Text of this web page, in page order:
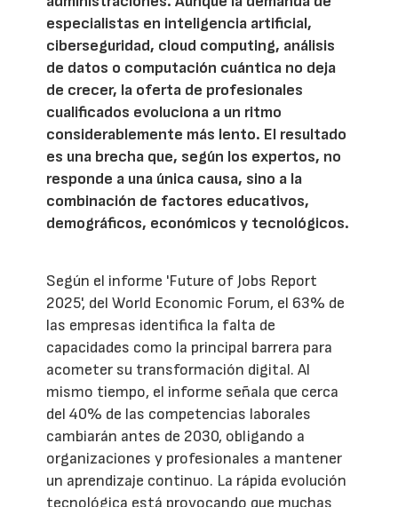
especialistas en inteligencia artificial,
ciberseguridad, cloud computing, análisis
de datos o computación cuántica no deja
de crecer, la oferta de profesionales
cualificados evoluciona a un ritmo
considerablemente más lento. El resultado
es una brecha que, según los expertos, no
responde a una única causa, sino a la
combinación de factores educativos,
demográficos, económicos y tecnológicos.
Según el informe 'Future of Jobs Report
2025', del World Economic Forum, el 63% de
las empresas identifica la falta de
capacidades como la principal barrera para
acometer su transformación digital. Al
mismo tiempo, el informe señala que cerca
del 40% de las competencias laborales
cambiarán antes de 2030, obligando a
organizaciones y profesionales a mantener
un aprendizaje continuo. La rápida evolución
tecnológica está provocando que muchas